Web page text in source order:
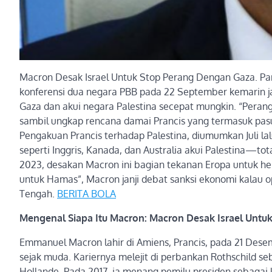
Macron Desak Israel Untuk Stop Perang Dengan Gaza.
konferensi dua negara PBB pada 22 September
Gaza dan akui negara Palestina secepat mungkin.
sambil ungkap rencana damai Prancis yang termasuk
Pengakuan Prancis terhadap Palestina, diumumkan Juli
seperti Inggris, Kanada, dan Australia akui
2023, desakan Macron ini bagian tekanan Eropa untuk
untuk Hamas”, Macron janji debat sanksi ekonomi
Tengah. BERITA BOLA
Mengenal Siapa Itu Macron: Macron Desak Israel
Emmanuel Macron lahir di Amiens, Prancis, pada 21
sejak muda. Kariernya melejit di perbankan Rothschild